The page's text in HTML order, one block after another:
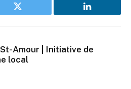
Twitter LinkedIn
Amour | Initiative de
local